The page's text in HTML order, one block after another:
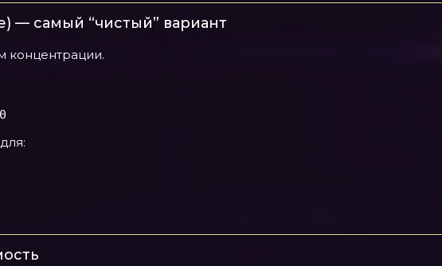
— самый “чистый” вариант